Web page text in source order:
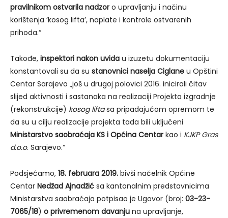
pravilnikom ostvarila nadzor o upravljanju i načinu
korištenja ‘kosog lifta’, naplate i kontrole ostvarenih
prihoda.“
Takođe, inspektori nakon uvida u izuzetu dokumentaciju
konstantovali su da su stanovnici naselja Ciglane u Opštini
Centar Sarajevo „još u drugoj polovici 2016. inicirali čitav
slijed aktivnosti i sastanaka na realizaciji Projekta izgradnje
(rekonstrukcije) kosog liftasa pripadajućom opremom te
da su u cilju realizacije projekta tada bili uključeni
Ministarstvo saobraćaja KS i Općina Centar kao i KJKP Gras
d.o.o. Sarajevo.“
Podsjećamo, 18. februara 2019. bivši načelnik Općine
Centar Nedžad Ajnadžić sa kantonalnim predstavnicima
Ministarstva saobraćaja potpisao je Ugovor (broj: 03-23-
7065/18) o privremenom davanju na upravljanje,